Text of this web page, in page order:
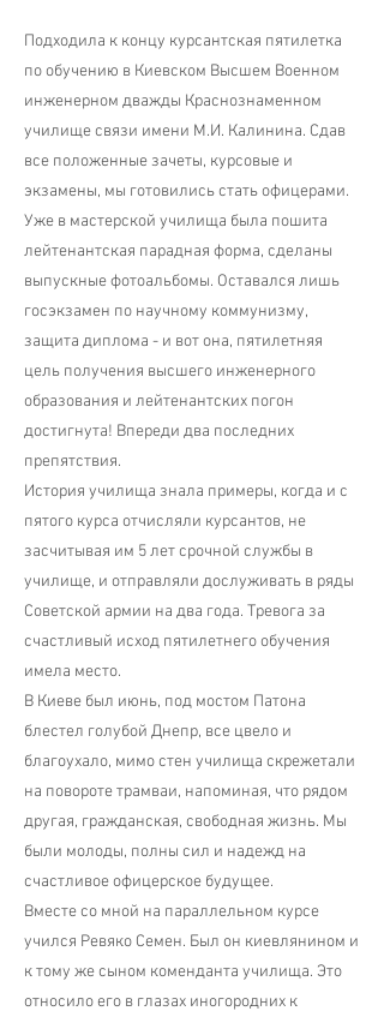
Подходила к концу курсантская пятилетка
по обучению в Киевском Высшем Военном
инженерном дважды Краснознаменном
училище связи имени М.И. Калинина. Сдав
все положенные зачеты, курсовые и
экзамены, мы готовились стать офицерами.
Уже в мастерской училища была пошита
лейтенантская парадная форма, сделаны
выпускные фотоальбомы. Оставался лишь
госэкзамен по научному коммунизму,
защита диплома - и вот она, пятилетняя
цель получения высшего инженерного
образования и лейтенантских погон
достигнута! Впереди два последних
препятствия.
История училища знала примеры, когда и с
пятого курса отчисляли курсантов, не
засчитывая им 5 лет срочной службы в
училище, и отправляли дослуживать в ряды
Советской армии на два года. Тревога за
счастливый исход пятилетнего обучения
имела место.
В Киеве был июнь, под мостом Патона
блестел голубой Днепр, все цвело и
благоухало, мимо стен училища скрежетали
на повороте трамваи, напоминая, что рядом
другая, гражданская, свободная жизнь. Мы
были молоды, полны сил и надежд на
счастливое офицерское будущее.
Вместе со мной на параллельном курсе
учился Ревяко Семен. Был он киевлянином и
к тому же сыном коменданта училища. Это
относило его в глазах иногородних к